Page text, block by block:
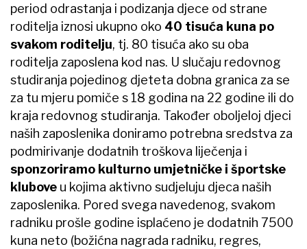
period odrastanja i podizanja djece od strane
roditelja iznosi ukupno oko 40 tisuća kuna po
svakom roditelju, tj. 80 tisuća ako su oba
roditelja zaposlena kod nas. U slučaju redovnog
studiranja pojedinog djeteta dobna granica za se
za tu mjeru pomiče s 18 godina na 22 godine ili do
kraja redovnog studiranja. Također oboljeloj djeci
naših zaposlenika doniramo potrebna sredstva za
podmirivanje dodatnih troškova liječenja i
sponzoriramo kulturno umjetničke i športske
klubove u kojima aktivno sudjeluju djeca naših
zaposlenika. Pored svega navedenog, svakom
radniku prošle godine isplaćeno je dodatnih 7500
kuna neto (božićna nagrada radniku, regres,